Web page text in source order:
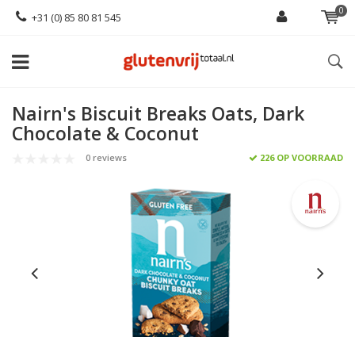
+31 (0) 85 80 81 545 0
Nairn's Biscuit Breaks Oats, Dark
Chocolate & Coconut
0 reviews 226 OP VOORRAAD